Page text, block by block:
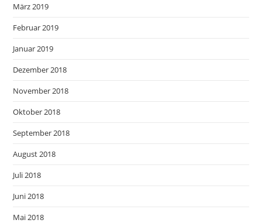
März 2019
Februar 2019
Januar 2019
Dezember 2018
November 2018
Oktober 2018
September 2018
August 2018
Juli 2018
Juni 2018
Mai 2018